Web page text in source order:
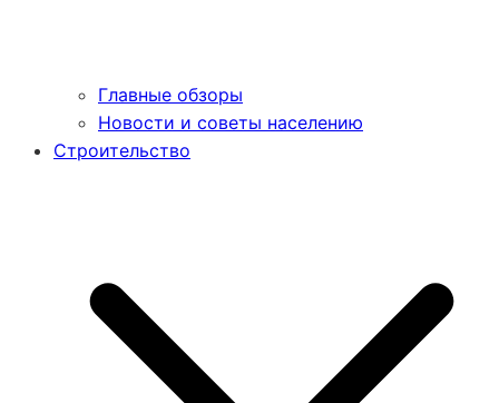
Главные обзоры
Новости и советы населению
Строительство